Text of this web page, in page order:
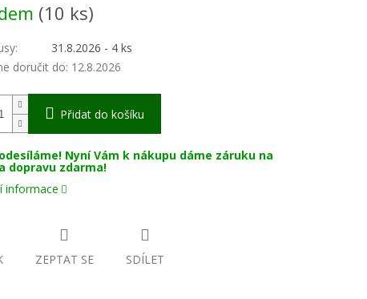
(10 ks)
:
31.8.2026 - 4 ks
doručit do: 12.8.2026
Přidat do košíku
Nyní Vám k nákupu dáme záruku na
dopravu zdarma!
informace
ZEPTAT SE SDÍLET